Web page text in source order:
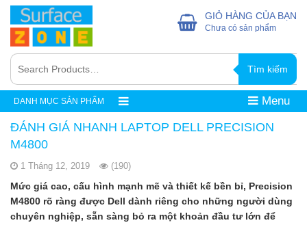
Tìm kiếm
GIỎ HÀNG CỦA BẠN
Chưa có sản phẩm
DANH MỤC SẢN PHẨM Menu
ĐÁNH GIÁ NHANH LAPTOP DELL PRECISION
M4800
1 Tháng 12, 2019 (190)
Mức giá cao, cấu hình mạnh mẽ và thiết kế bền bỉ, Precision
M4800 rõ ràng được Dell dành riêng cho những người dùng
chuyên nghiệp, sẵn sàng bỏ ra một khoản đầu tư lớn để